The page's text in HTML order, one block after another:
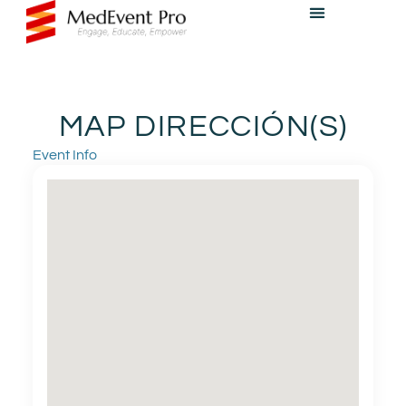
MAP DIRECCIÓN(S)
Event Info